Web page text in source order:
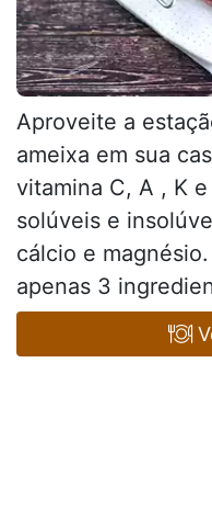
Aproveite a
ameixa em sua
vitamina C, A , K
solúveis e
cálcio e
apenas 3